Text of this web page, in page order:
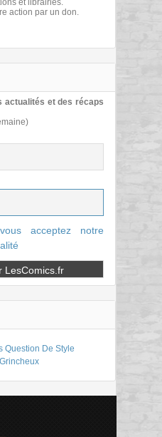
et librairies.
action par un don.
actualités et des récaps
acceptez notre
Question De Style